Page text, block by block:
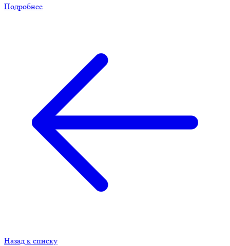
Подробнее
Назад к списку